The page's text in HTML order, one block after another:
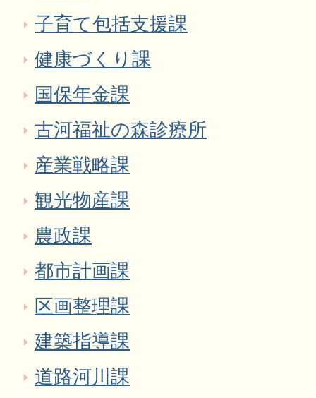
子育て包括支援課
健康づくり課
国保年金課
古河福祉の森診療所
産業戦略課
観光物産課
農政課
都市計画課
区画整理課
建築指導課
道路河川課